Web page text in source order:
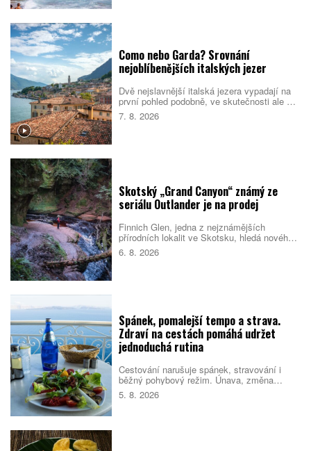
Como nebo Garda? Srovnání
nejoblíbenějších italských jezer
Dvě nejslavnější italská jezera vypadají na
první pohled podobně, ve skutečnosti ale cílí
na jiné cestovatele. Como staví na eleganci,
vilách a klidnější atmosféře. Garda je větší,
7. 8. 2026
Skotský „Grand Canyon“ známý ze
seriálu Outlander je na prodej
Finnich Glen, jedna z nejznámějších
přírodních lokalit ve Skotsku, hledá nového
majitele. Soutěsku proslavil seriál Outlander,
ale objevila se i v dalších filmech a
6. 8. 2026
Spánek, pomalejší tempo a strava.
Zdraví na cestách pomáhá udržet
jednoduchá rutina
Cestování narušuje spánek, stravování i
běžný pohybový režim. Únava, změna
prostředí a nabitý program pak mohou zvýšit
riziko, že se člověk nebude cítit dobře.
5. 8. 2026